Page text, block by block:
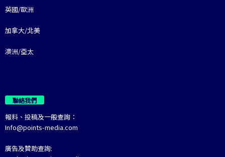
英國/歐洲
加拿大/北美
澳洲/亞太
聯絡我們
報料、投稿及一般查詢：
Info@points-media.com
廣告及贊助查詢: